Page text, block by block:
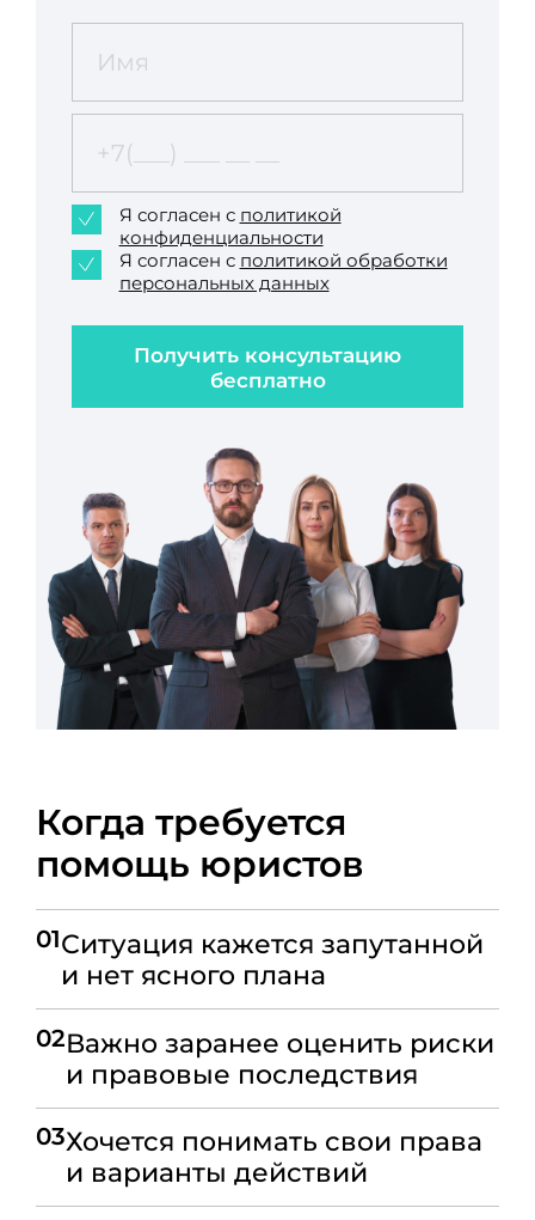
Получить консультацию
бесплатно
Я согласен с политикой
конфиденциальности
Я согласен с политикой обработки
персональных данных
Когда требуется
помощь юристов
01Ситуация кажется запутанной
и нет ясного плана
02Важно заранее оценить риски
и правовые последствия
03Хочется понимать свои права
и варианты действий